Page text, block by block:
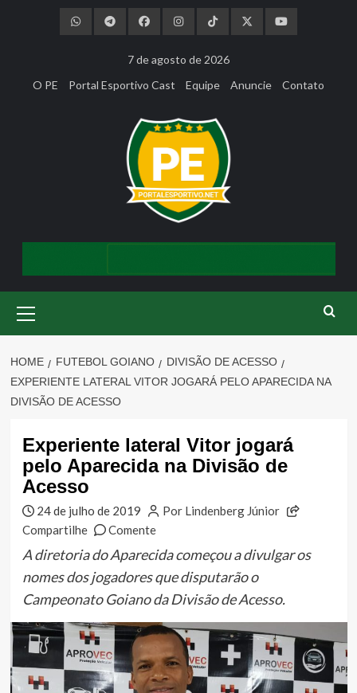
7 de agosto de 2026
O PE
Portal Esportivo Cast Equipe Anuncie Contato
Menu
HOME FUTEBOL GOIANO
DIVISÃO DE ACESSO
EXPERIENTE LATERAL VITOR JOGARÁ PELO APARECIDA NA
DIVISÃO DE ACESSO
Experiente lateral Vitor jogará
pelo Aparecida na Divisão de
Acesso
24 de julho de 2019
Por Lindenberg Júnior
Compartilhe
Comente
A diretoria do Aparecida começou a divulgar os
nomes dos jogadores que disputarão o
Campeonato Goiano da Divisão de Acesso.